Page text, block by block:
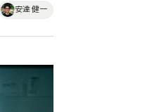
安達 健一